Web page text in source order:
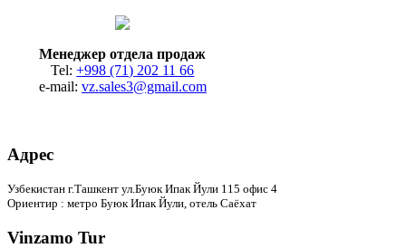
Менеджер отдела продаж
Tel:+998 (71) 202 11 66
e-mail: vz.sales3@gmail.com
Адрес
Узбекистан г.Ташкент ул.Буюк Ипак Йули 115 офис 4
Ориентир : метро Буюк Ипак Йули, отель Саёхат
Vinzamo Tur